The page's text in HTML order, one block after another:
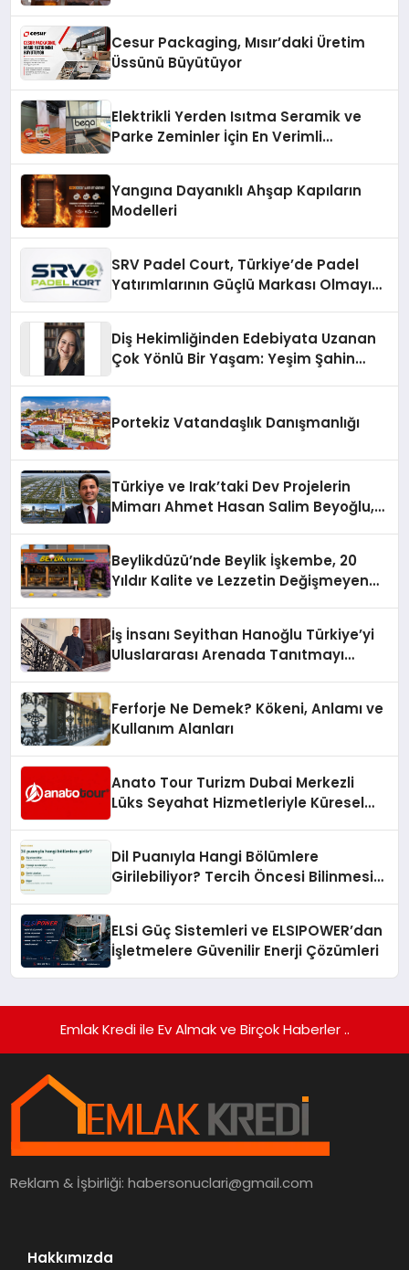
Cesur Packaging, Mısır’daki Üretim
Üssünü Büyütüyor
Elektrikli Yerden Isıtma Seramik ve
Parke Zeminler İçin En Verimli
Yangına Dayanıklı Ahşap Kapıların
Modelleri
SRV Padel Court, Türkiye’de Padel
Yatırımlarının Güçlü Markası Olmayı
Diş Hekimliğinden Edebiyata Uzanan
Çok Yönlü Bir Yaşam: Yeşim Şahin
Portekiz Vatandaşlık Danışmanlığı
Türkiye ve Irak’taki Dev Projelerin
Mimarı Ahmet Hasan Salim Beyoğlu,
Hayata Geçirecek
Beylikdüzü’nde Beylik İşkembe, 20
Yıldır Kalite ve Lezzetin Değişmeyen
İş İnsanı Seyithan Hanoğlu Türkiye’yi
Uluslararası Arenada Tanıtmayı
Ferforje Ne Demek? Kökeni, Anlamı ve
Kullanım Alanları
Anato Tour Turizm Dubai Merkezli
Lüks Seyahat Hizmetleriyle Küresel
Dil Puanıyla Hangi Bölümlere
Girilebiliyor? Tercih Öncesi Bilinmesi
ELSİ Güç Sistemleri ve ELSIPOWER’dan
İşletmelere Güvenilir Enerji Çözümleri
Emlak Kredi ile Ev Almak ve Birçok Haberler ..
Reklam & İşbirliği:habersonuclari@gmail.com
Hakkımızda